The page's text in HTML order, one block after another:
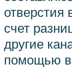
отверстия
счет
другие
помощью